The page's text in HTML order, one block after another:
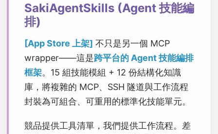
SakiAgentSkills (Agent 技能編
排)
[App Store 上架] 不只是另一個 MCP
wrapper——這是跨平台的 Agent 技能編排
框架。15 組技能模組 + 12 份結構化知識
庫，將複雜的 MCP、SSH 隧道與工作流程
封裝為可組合、可重用的標準化技能單元。
競品提供工具清單，我們提供工作流程。差